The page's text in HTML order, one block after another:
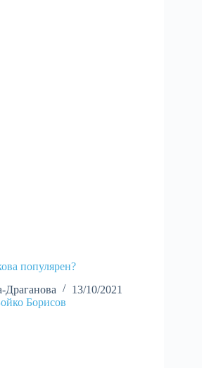
популярен?
Драганова
13/10/2021